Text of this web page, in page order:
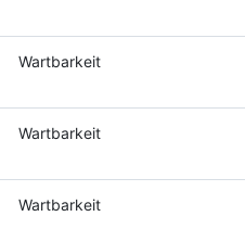
Wartbarkeit
Wartbarkeit
Wartbarkeit